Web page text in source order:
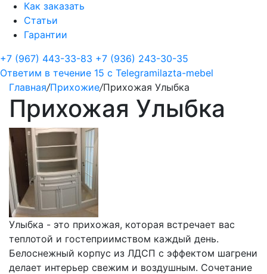
Как заказать
Статьи
Гарантии
+7 (967) 443-33-83 +7 (936) 243-30-35
Ответим в течение 15 с Telegramilazta-mebel
Главная/Прихожие/Прихожая Улыбка
Прихожая Улыбка
Улыбка - это прихожая, которая встречает вас
теплотой и гостеприимством каждый день.
Белоснежный корпус из ЛДСП с эффектом шагрени
делает интерьер свежим и воздушным. Сочетание